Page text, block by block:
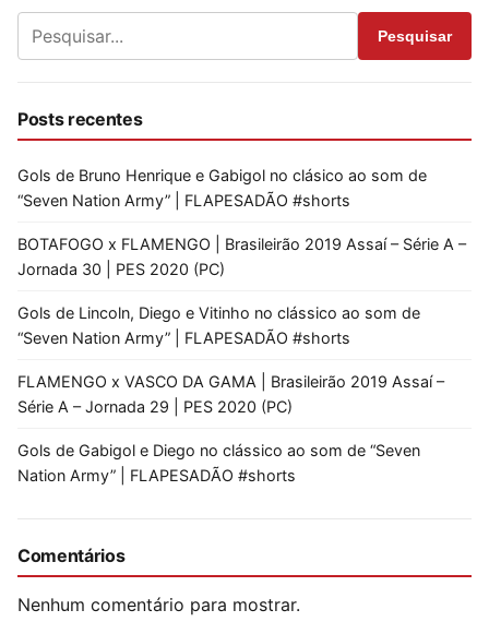
Pesquisar
Posts recentes
Gols de Bruno Henrique e Gabigol no clásico ao som de
“Seven Nation Army” | FLAPESADÃO #shorts
BOTAFOGO x FLAMENGO | Brasileirão 2019 Assaí – Série A –
Jornada 30 | PES 2020 (PC)
Gols de Lincoln, Diego e Vitinho no clássico ao som de
“Seven Nation Army” | FLAPESADÃO #shorts
FLAMENGO x VASCO DA GAMA | Brasileirão 2019 Assaí –
Série A – Jornada 29 | PES 2020 (PC)
Gols de Gabigol e Diego no clássico ao som de “Seven
Nation Army” | FLAPESADÃO #shorts
Comentários
Nenhum comentário para mostrar.